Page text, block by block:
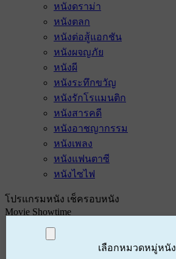
หนังดราม่า
หนังตลก
หนังต่อสู้แอกชัน
หนังผจญภัย
หนังผี
หนังระทึกขวัญ
หนังรักโรแมนติก
หนังสารคดี
หนังอาชญากรรม
หนังเพลง
หนังแฟนตาซี
หนังไซไฟ
โปรแกรมหนัง เช็ครอบหนัง
Movie Showtime
เลือกหมวดหมู่หนัง